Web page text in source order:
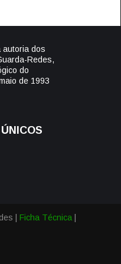
autoria dos
Redes,
do
de 1993
| Ficha Técnica